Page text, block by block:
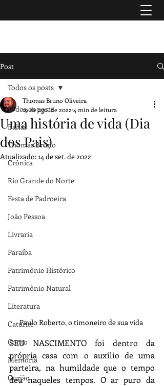
Post
Todos os posts
Bahia
Thomas Bruno
Crônica
Rio Grande do Norte
Festa de Padroeira
João Pessoa
Livraria
Paraíba
Patrimônio Histórico
Patrimônio Natural
Literatura
Caturité
Conto
Memória
Gurjão
Todos os posts
Uma história de vida (Dia
dos Pais)
Thomas Bruno Oliveira
19 de ago. de 2022 4 min de leitura
Atualizado:14 de set. de 2022
Paulo Roberto, o timoneiro de sua vida
SEU NASCIMENTO foi dentro da
própria casa com o auxílio de uma
parteira, na humildade que o tempo
deu naqueles tempos. O ar puro da